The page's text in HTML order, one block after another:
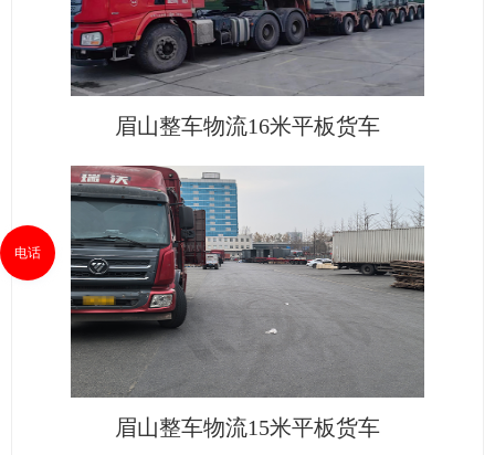
眉山整车物流16米平板货车
眉山整车物流15米平板货车
电话